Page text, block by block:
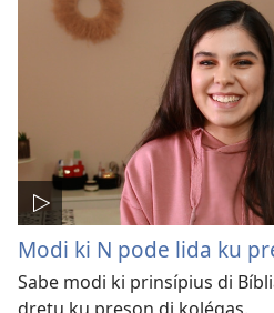
Modi ki N pode lida ku
Sabe modi ki prinsípius di